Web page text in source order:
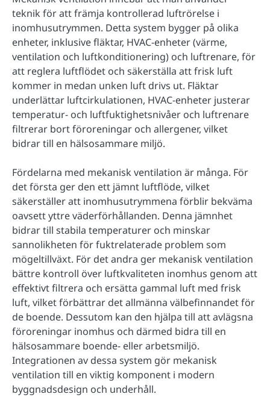
teknik för att främja kontrollerad luftrörelse i
inomhusutrymmen. Detta system bygger på olika
enheter, inklusive fläktar, HVAC-enheter (värme,
ventilation och luftkonditionering) och luftrenare, för
att reglera luftflödet och säkerställa att frisk luft
kommer in medan unken luft drivs ut. Fläktar
underlättar luftcirkulationen, HVAC-enheter justerar
temperatur- och luftfuktighetsnivåer och luftrenare
filtrerar bort föroreningar och allergener, vilket
bidrar till en hälsosammare miljö.
Fördelarna med mekanisk ventilation är många. För
det första ger den ett jämnt luftflöde, vilket
säkerställer att inomhusutrymmena förblir bekväma
oavsett yttre väderförhållanden. Denna jämnhet
bidrar till stabila temperaturer och minskar
sannolikheten för fuktrelaterade problem som
mögeltillväxt. För det andra ger mekanisk ventilation
bättre kontroll över luftkvaliteten inomhus genom att
effektivt filtrera och ersätta gammal luft med frisk
luft, vilket förbättrar det allmänna välbefinnandet för
de boende. Dessutom kan den hjälpa till att avlägsna
föroreningar inomhus och därmed bidra till en
hälsosammare boende- eller arbetsmiljö.
Integrationen av dessa system gör mekanisk
ventilation till en viktig komponent i modern
byggnadsdesign och underhåll.